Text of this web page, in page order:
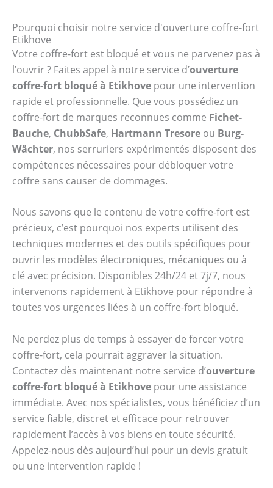
Pourquoi choisir notre service d'ouverture coffre-fort
Etikhove
Votre coffre-fort est bloqué et vous ne parvenez pas à
l’ouvrir ? Faites appel à notre service d’ouverture
coffre-fort bloqué à Etikhove pour une intervention
rapide et professionnelle. Que vous possédiez un
coffre-fort de marques reconnues comme Fichet-
Bauche, ChubbSafe, Hartmann Tresore ou Burg-
Wächter, nos serruriers expérimentés disposent des
compétences nécessaires pour débloquer votre
coffre sans causer de dommages.
Nous savons que le contenu de votre coffre-fort est
précieux, c’est pourquoi nos experts utilisent des
techniques modernes et des outils spécifiques pour
ouvrir les modèles électroniques, mécaniques ou à
clé avec précision. Disponibles 24h/24 et 7j/7, nous
intervenons rapidement à Etikhove pour répondre à
toutes vos urgences liées à un coffre-fort bloqué.
Ne perdez plus de temps à essayer de forcer votre
coffre-fort, cela pourrait aggraver la situation.
Contactez dès maintenant notre service d’ouverture
coffre-fort bloqué à Etikhove pour une assistance
immédiate. Avec nos spécialistes, vous bénéficiez d’un
service fiable, discret et efficace pour retrouver
rapidement l’accès à vos biens en toute sécurité.
Appelez-nous dès aujourd’hui pour un devis gratuit
ou une intervention rapide !